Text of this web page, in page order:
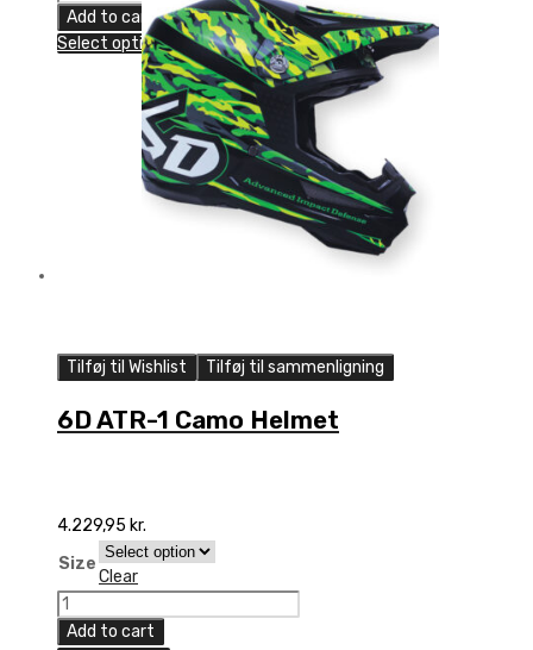
ATR-
1
Add to cart
Select options
Tilføj til Wishlist Tilføj til sammenligning
6D ATR-1 Camo Helmet
4.229,95 kr.
Size
Clear
6D
ATR-
Add to cart